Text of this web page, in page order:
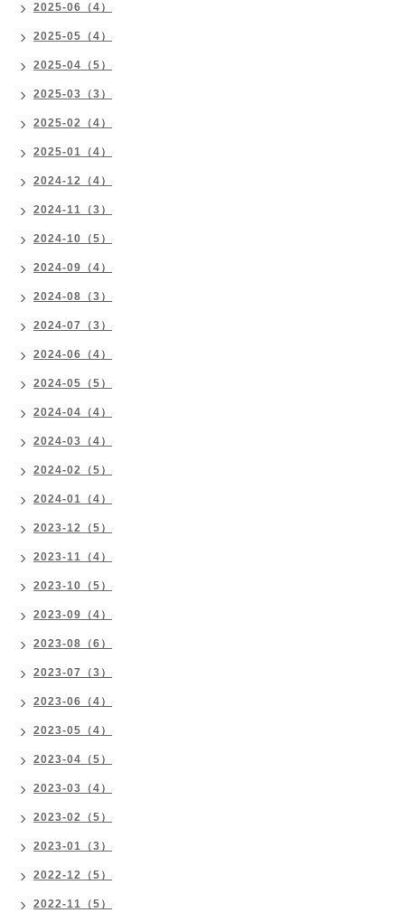
2025-06（4）
2025-05（4）
2025-04（5）
2025-03（3）
2025-02（4）
2025-01（4）
2024-12（4）
2024-11（3）
2024-10（5）
2024-09（4）
2024-08（3）
2024-07（3）
2024-06（4）
2024-05（5）
2024-04（4）
2024-03（4）
2024-02（5）
2024-01（4）
2023-12（5）
2023-11（4）
2023-10（5）
2023-09（4）
2023-08（6）
2023-07（3）
2023-06（4）
2023-05（4）
2023-04（5）
2023-03（4）
2023-02（5）
2023-01（3）
2022-12（5）
2022-11（5）